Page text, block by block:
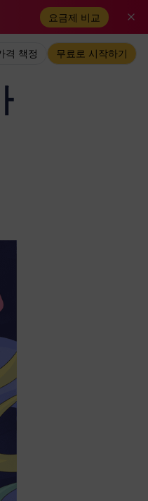
요금제 비교
격 책정 무료로 시작하기